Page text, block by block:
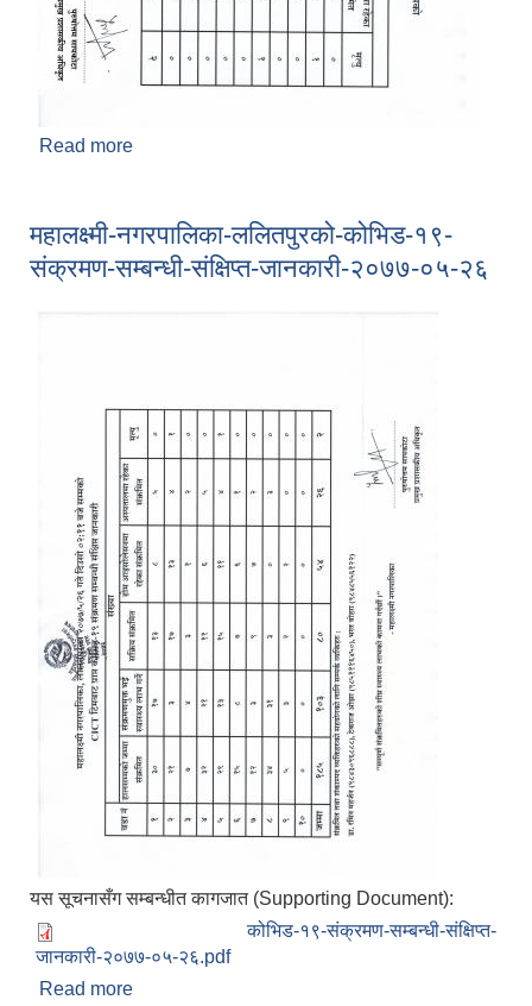
Read more
महालक्ष्मी-नगरपालिका-ललितपुरको-कोभिड-१९-
संक्रमण-सम्बन्धी-संक्षिप्त-जानकारी-२०७७-०५-२६
यस सूचनासँग सम्बन्धीत कागजात (Supporting Document):
कोभिड-१९-संक्रमण-सम्बन्धी-संक्षिप्त-
जानकारी-२०७७-०५-२६.pdf
Read more